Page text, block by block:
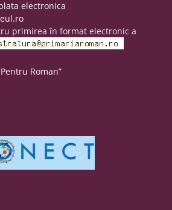
electronica
primirea în format electronic a
Roman”